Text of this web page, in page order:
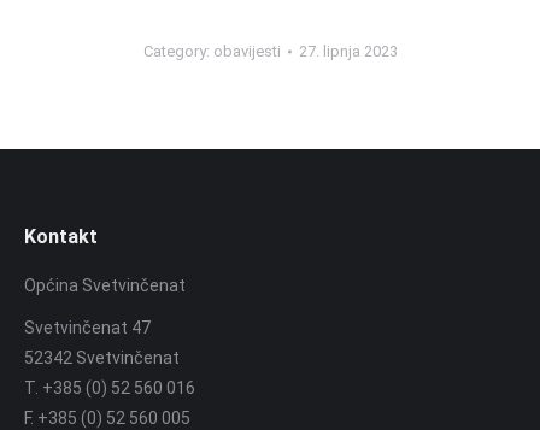
Category: obavijesti 27. lipnja 2023
Kontakt
Općina Svetvinčenat
Svetvinčenat 47
52342 Svetvinčenat
T. +385 (0) 52 560 016
F. +385 (0) 52 560 005